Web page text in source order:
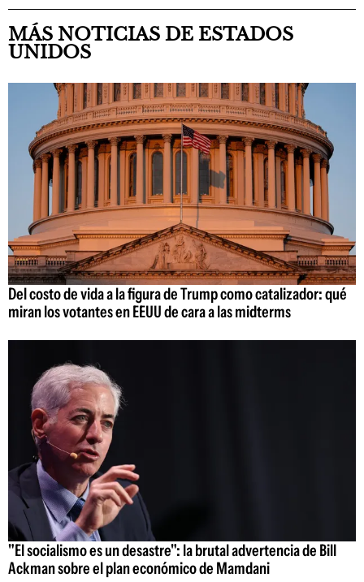
MÁS NOTICIAS DE ESTADOS
UNIDOS
Del costo de vida a la figura de Trump como catalizador: qué
miran los votantes en EEUU de cara a las midterms
"El socialismo es un desastre": la brutal advertencia de Bill
Ackman sobre el plan económico de Mamdani